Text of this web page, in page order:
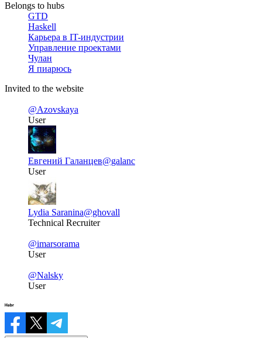
Belongs to hubs
GTD
Haskell
Карьера в IT-индустрии
Управление проектами
Чулан
Я пиарюсь
Invited to the website
@Azovskaya
User
Евгений Галанцев@galanc
User
Lydia Saranina@ghovall
Technical Recruiter
@imarsorama
User
@Nalsky
User